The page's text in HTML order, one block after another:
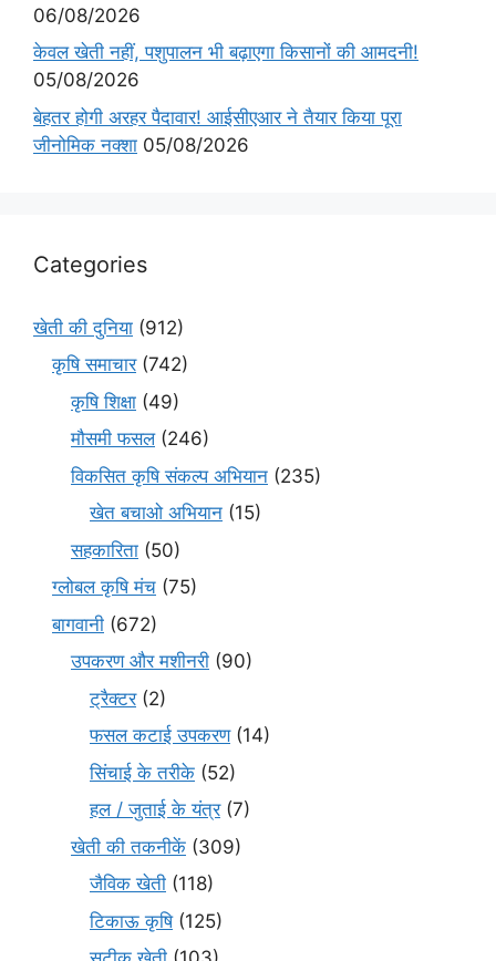
06/08/2026
केवल खेती नहीं, पशुपालन भी बढ़ाएगा किसानों की आमदनी!
05/08/2026
बेहतर होगी अरहर पैदावार! आईसीएआर ने तैयार किया पूरा
जीनोमिक नक्शा 05/08/2026
Categories
खेती की दुनिया (912)
कृषि समाचार(742)
कृषि शिक्षा (49)
मौसमी फसल(246)
विकसित कृषि संकल्प अभियान (235)
खेत बचाओ अभियान (15)
सहकारिता (50)
ग्लोबल कृषि मंच (75)
बागवानी (672)
उपकरण और मशीनरी (90)
ट्रैक्टर(2)
फसल कटाई उपकरण(14)
सिंचाई के तरीके (52)
हल / जुताई के यंत्र(7)
खेती की तकनीकें (309)
जैविक खेती (118)
टिकाऊ कृषि(125)